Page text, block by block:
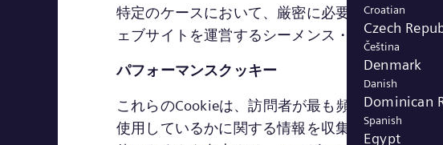
特定のケースにおいて、厳密に必要なクッキー
ェブサイトを運営するシーメンス・エナジーの正
パフォーマンスクッキー
これらのCookieは、訪問者が最も頻繁にアクセ
使用しているかに関する情報を収集します。こ
Croatian
Czech
Čeština
Denmark
Danish
Dominican
Spanish
Egypt